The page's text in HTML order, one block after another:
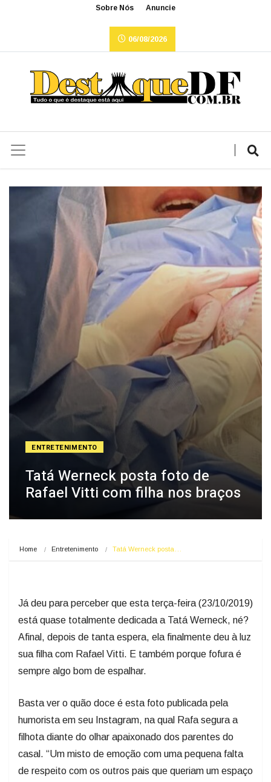
Sobre Nós Anuncie
06/08/2026
ENTRETENIMENTO
Tatá Werneck posta foto de
Rafael Vitti com filha nos braços
Home Entretenimento Tatá Werneck posta…
Já deu para perceber que esta terça-feira (23/10/2019)
está quase totalmente dedicada a Tatá Werneck, né?
Afinal, depois de tanta espera, ela finalmente deu à luz
sua filha com Rafael Vitti. E também porque fofura é
sempre algo bom de espalhar.
Basta ver o quão doce é esta foto publicada pela
humorista em seu Instagram, na qual Rafa segura a
filhota diante do olhar apaixonado dos parentes do
casal. “Um misto de emoção com uma pequena falta
de respeito com os outros pais que queriam um espaço